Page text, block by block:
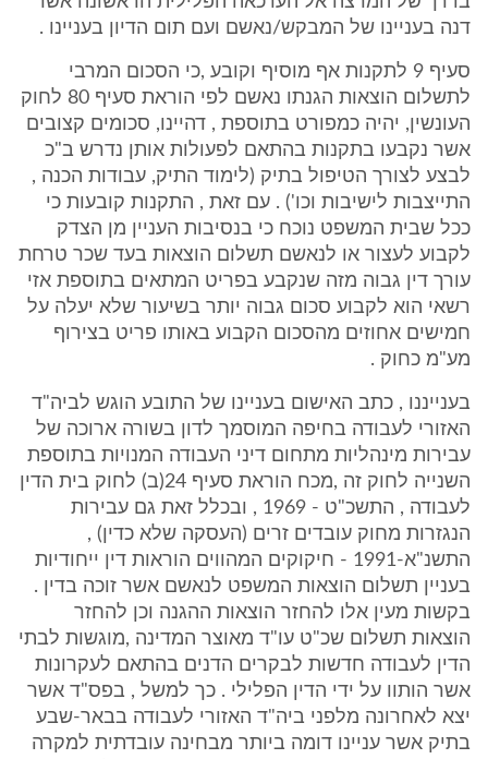
דנה בעניינו של המבקש/נאשם ועם תום הדיון בעניינו .
סעיף 9 לתקנות אף מוסיף וקובע ,כי הסכום המרבי
לתשלום הוצאות הגנתו נאשם לפי הוראת סעיף 80 לחוק
העונשין, יהיה כמפורט בתוספת , דהיינו, סכומים קצובים
אשר נקבעו בתקנות בהתאם לפעולות אותן נדרש ב"כ
לבצע לצורך הטיפול בתיק (לימוד התיק, עבודות הכנה ,
התייצבות לישיבות וכו') . עם זאת , התקנות קובעות כי
ככל שבית המשפט נוכח כי בנסיבות העניין מן הצדק
לקבוע לעצור או לנאשם תשלום הוצאות בעד שכר טרחת
עורך דין גבוה מזה שנקבע בפריט המתאים בתוספת אזי
רשאי הוא לקבוע סכום גבוה יותר בשיעור שלא יעלה על
חמישים אחוזים מהסכום הקבוע באותו פריט בצירוף
מע"מ כחוק .
בענייננו , כתב האישום בעניינו של התובע הוגש לביה"ד
האזורי לעבודה בחיפה המוסמך לדון בשורה ארוכה של
עבירות מינהליות מתחום דיני העבודה המנויות בתוספת
השנייה לחוק זה ,מכח הוראת סעיף 24(ב) לחוק בית הדין
לעבודה , התשכ"ט - 1969 , ובכלל זאת גם עבירות
הנגזרות מחוק עובדים זרים (העסקה שלא כדין) ,
התשנ"א-1991 - חיקוקים המהווים הוראות דין ייחודיות
בעניין תשלום הוצאות המשפט לנאשם אשר זוכה בדין .
בקשות מעין אלו להחזר הוצאות ההגנה וכן להחזר
הוצאות תשלום שכ"ט עו"ד מאוצר המדינה ,מוגשות לבתי
הדין לעבודה חדשות לבקרים הדנים בהתאם לעקרונות
אשר הותוו על ידי הדין הפלילי . כך למשל , בפס"ד אשר
יצא לאחרונה מלפני ביה"ד האזורי לעבודה בבאר-שבע
בתיק אשר עניינו דומה ביותר מבחינה עובדתית למקרה